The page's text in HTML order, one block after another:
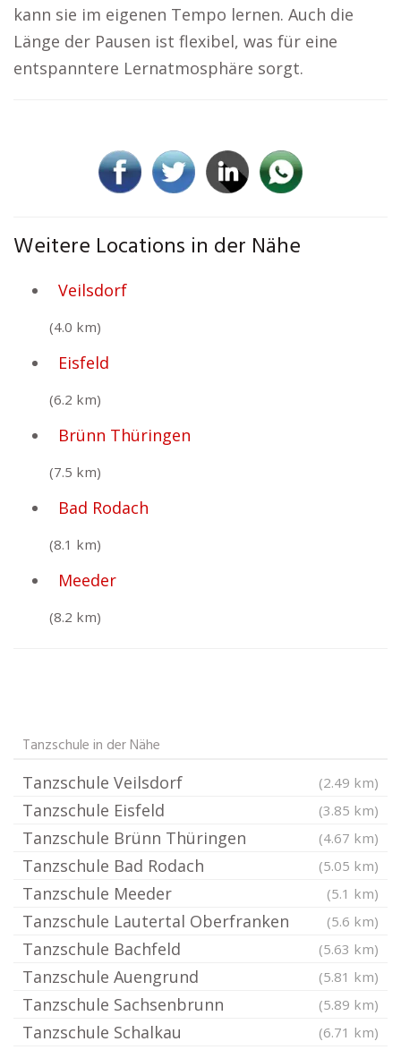
kann sie im eigenen Tempo lernen. Auch die
Länge der Pausen ist flexibel, was für eine
entspanntere Lernatmosphäre sorgt.
Weitere Locations in der Nähe
Veilsdorf
(4.0 km)
Eisfeld
(6.2 km)
Brünn Thüringen
(7.5 km)
Bad Rodach
(8.1 km)
Meeder
(8.2 km)
Tanzschule in der Nähe
Tanzschule Veilsdorf (2.49 km)
Tanzschule Eisfeld (3.85 km)
Tanzschule Brünn Thüringen (4.67 km)
Tanzschule Bad Rodach (5.05 km)
Tanzschule Meeder (5.1 km)
Tanzschule Lautertal Oberfranken (5.6 km)
Tanzschule Bachfeld (5.63 km)
Tanzschule Auengrund (5.81 km)
Tanzschule Sachsenbrunn (5.89 km)
Tanzschule Schalkau (6.71 km)